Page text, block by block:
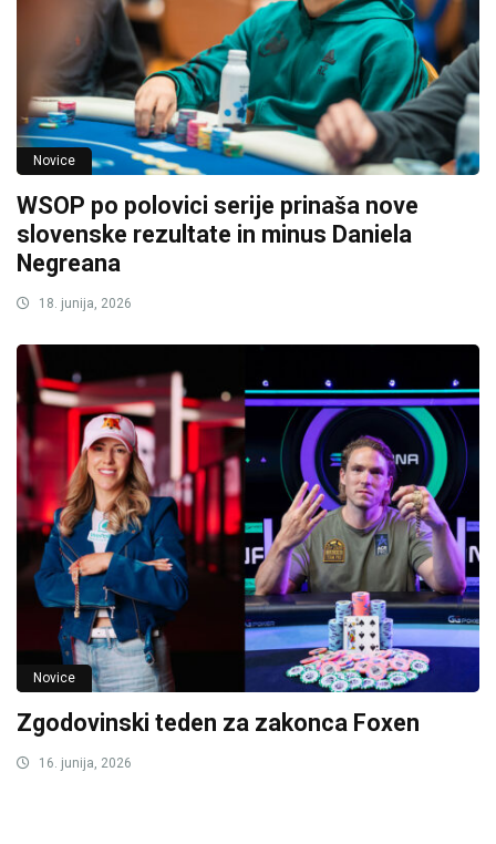
Novice
WSOP po polovici serije prinaša nove
slovenske rezultate in minus Daniela
Negreana
18. junija, 2026
Novice
Zgodovinski teden za zakonca Foxen
16. junija, 2026